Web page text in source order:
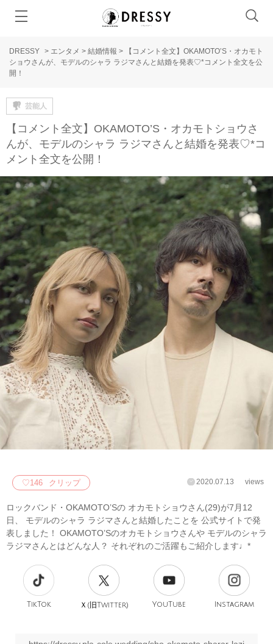
DRESSY > エンタメ > 結婚情報 >
【コメント全文】OKAMOTO’S・オカモト
ショウさんが、モデルのシャラ ラジマさんと結婚を発表♡*コメント全文を公
開！
芸能人
【コメント全文】OKAMOTO’S・オカモトショウさ
んが、モデルのシャラ ラジマさんと結婚を発表♡*コ
メント全文を公開！
♡146 クリップ 2020.07.13 views
ロックバンド・OKAMOTO’Sの オカモトショウさん(29)が7月12
日、 モデルのシャラ ラジマさんと結婚したことを 公式サイトで発
表しました！ OKAMOTO’Sのオカモトショウさんや モデルのシャラ
ラジマさんとはどんな人？ それぞれのご活躍もご紹介します♩*
TikTok Ｘ(旧Twitter) YouTube Instagram